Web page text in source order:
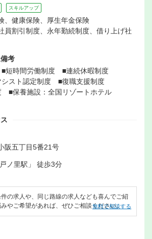
スキルアップ
、健康保険、厚生年金保険
員割引制度、永年勤続制度、借り上げ社
考
短時間労働制度 ■連続休暇制度
シスト認定制度 ■復職支援制度
■保養施設：全国リゾートホテル
阪五丁目5番21号
ノ里駅」 徒歩3分
の求人や、同じ路線の求人なども喜んでご紹
やご希望があれば、ぜひご相談ください。
無料で相談する